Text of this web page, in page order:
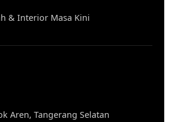
& Interior Masa Kini
Aren, Tangerang Selatan